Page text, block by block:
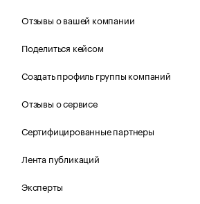
Отзывы о вашей компании
Поделиться кейсом
Создать профиль группы компаний
Отзывы о сервисе
Сертифицированные партнеры
Лента публикаций
Эксперты